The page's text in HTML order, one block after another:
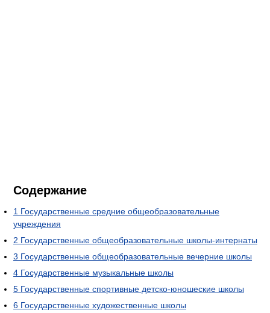
Содержание
1 Государственные средние общеобразовательные
учреждения
2 Государственные общеобразовательные школы-интернаты
3 Государственные общеобразовательные вечерние школы
4 Государственные музыкальные школы
5 Государственные спортивные детско-юношеские школы
6 Государственные художественные школы